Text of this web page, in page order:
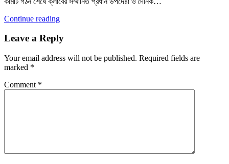
Continue reading
Leave a Reply
Your email address will not be published. Required fields are
marked *
Comment *